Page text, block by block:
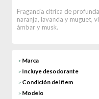
Fragancia cítrica de
naranja, lavanda y muguet,
ámbar y musk.
> Marca
> Incluye desodorante
> Condición del ítem
> Modelo